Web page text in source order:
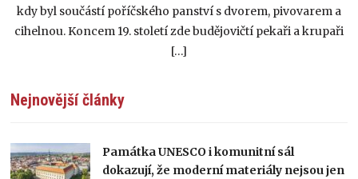
kdy byl součástí poříčského panství s dvorem, pivovarem a
cihelnou. Koncem 19. století zde budějovičtí pekaři a krupaři
[…]
Nejnovější články
Památka UNESCO i komunitní sál
dokazují, že moderní materiály nejsou jen